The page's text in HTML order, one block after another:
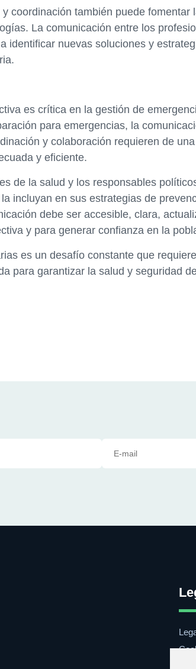
coordinación también puede fomentar
La comunicación entre los
identificar nuevas soluciones y
es crítica en la gestión de
para emergencias, la
y colaboración requieren de
y eficiente.
de la salud y los responsables
incluyan en sus estrategias de
debe ser accesible, clara,
y para generar confianza en la
es un desafío constante que
para garantizar la salud y seguridad